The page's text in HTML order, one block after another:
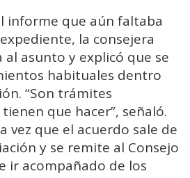
informe que aún faltaba
la consejera
asunto y explicó que se
habituales dentro
“Son trámites
que hacer”, señaló.
vez que el acuerdo sale de
y se remite al Consejo
ir acompañado de los